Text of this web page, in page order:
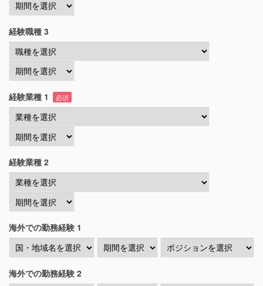
経験職種 3
経験業種 1 必須
経験業種 2
海外での勤務経験 1
海外での勤務経験 2